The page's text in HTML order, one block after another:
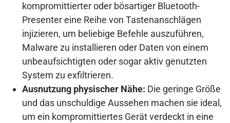
kompromittierter oder bösartiger Bluetooth-
Presenter eine Reihe von Tastenanschlägen
injizieren, um beliebige Befehle auszuführen,
Malware zu installieren oder Daten von einem
unbeaufsichtigten oder sogar aktiv genutzten
System zu exfiltrieren.
Ausnutzung physischer Nähe: Die geringe Größe
und das unschuldige Aussehen machen sie ideal,
um ein kompromittiertes Gerät verdeckt in eine